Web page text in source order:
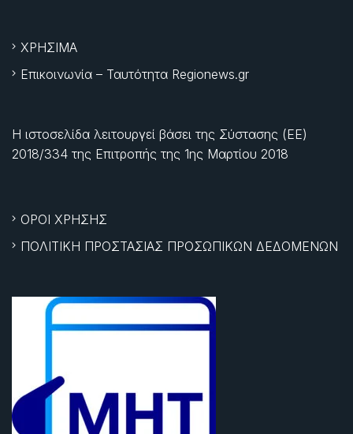
ΧΡΗΣΙΜΑ
Επικοινωνία – Ταυτότητα Regionews.gr
Η ιστοσελίδα λειτουργεί βάσει της Σύστασης (ΕΕ)
2018/334 της Επιτροπής της 1ης Μαρτίου 2018
ΟΡΟΙ ΧΡΗΣΗΣ
ΠΟΛΙΤΙΚΗ ΠΡΟΣΤΑΣΙΑΣ ΠΡΟΣΩΠΙΚΩΝ ΔΕΔΟΜΕΝΩΝ